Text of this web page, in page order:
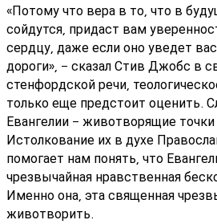
«Потому что вера в то, что в
сойдутся, придаст вам
сердцу, даже если оно уведет
дороги», - сказал Стив Джобс в
стенфордской речи,
только еще предстоит оценить.
Евангелии - животворящие
Истолкование их в духе
помогает нам понять, что
чрезвычайная нравственная
Именно она, эта священная
животворить.